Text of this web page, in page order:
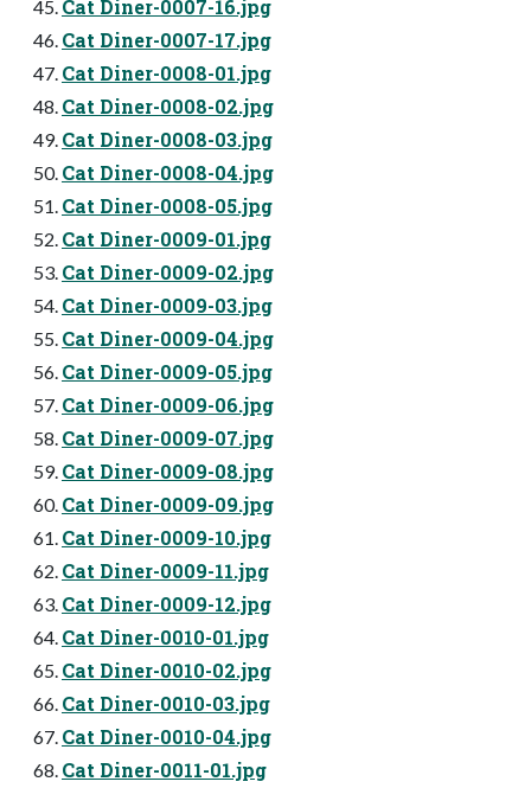
Cat Diner-0007-16.jpg
Cat Diner-0007-17.jpg
Cat Diner-0008-01.jpg
Cat Diner-0008-02.jpg
Cat Diner-0008-03.jpg
Cat Diner-0008-04.jpg
Cat Diner-0008-05.jpg
Cat Diner-0009-01.jpg
Cat Diner-0009-02.jpg
Cat Diner-0009-03.jpg
Cat Diner-0009-04.jpg
Cat Diner-0009-05.jpg
Cat Diner-0009-06.jpg
Cat Diner-0009-07.jpg
Cat Diner-0009-08.jpg
Cat Diner-0009-09.jpg
Cat Diner-0009-10.jpg
Cat Diner-0009-11.jpg
Cat Diner-0009-12.jpg
Cat Diner-0010-01.jpg
Cat Diner-0010-02.jpg
Cat Diner-0010-03.jpg
Cat Diner-0010-04.jpg
Cat Diner-0011-01.jpg